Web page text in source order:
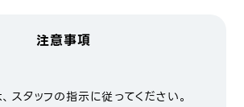
注意事項
スタッフの指示に従ってください。